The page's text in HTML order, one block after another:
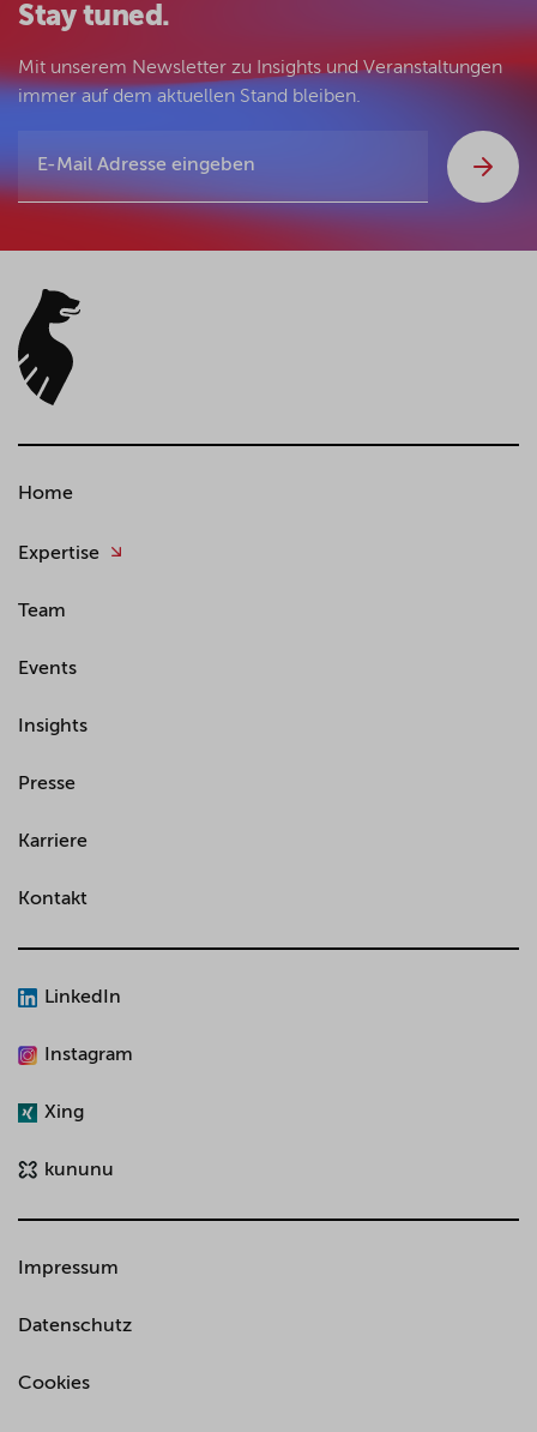
Stay tuned.
Mit unserem Newsletter zu Insights und Veranstaltungen
immer auf dem aktuellen Stand bleiben.
Home
Expertise
Team
Events
Insights
Presse
Karriere
Kontakt
LinkedIn
Instagram
Xing
kununu
Impressum
Datenschutz
Cookies